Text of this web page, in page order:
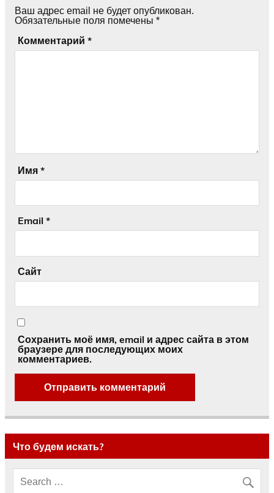
Ваш адрес email не будет опубликован.
Обязательные поля помечены *
Комментарий *
Имя *
Email *
Сайт
Сохранить моё имя, email и адрес сайта в этом
браузере для последующих моих
комментариев.
Что будем искать?